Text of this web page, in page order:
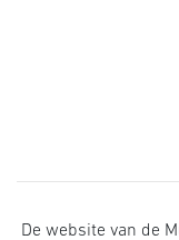
De website van de